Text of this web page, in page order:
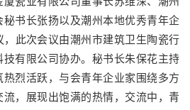
书长张扬以及潮州本地优秀青年企
，此次会议由潮州市建筑卫生陶瓷行
有限公司协办。秘书长朱保花主持
烈活跃，与会青年企业家围绕多方
，展现出饱满的热情，交流中，青